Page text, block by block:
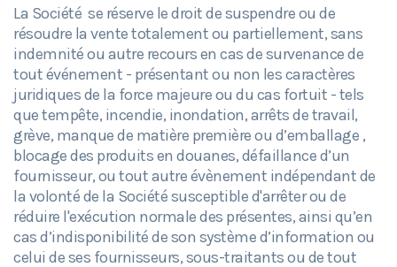
La Société se réserve le droit de suspendre ou de
résoudre la vente totalement ou partiellement, sans
indemnité ou autre recours en cas de survenance de
tout événement - présentant ou non les caractères
juridiques de la force majeure ou du cas fortuit - tels
que tempête, incendie, inondation, arrêts de travail,
grève, manque de matière première ou d’emballage ,
blocage des produits en douanes, défaillance d’un
fournisseur, ou tout autre évènement indépendant de
la volonté de la Société susceptible d'arrêter ou de
réduire l'exécution normale des présentes, ainsi qu’en
cas d’indisponibilité de son système d’information ou
celui de ses fournisseurs, sous-traitants ou de tout